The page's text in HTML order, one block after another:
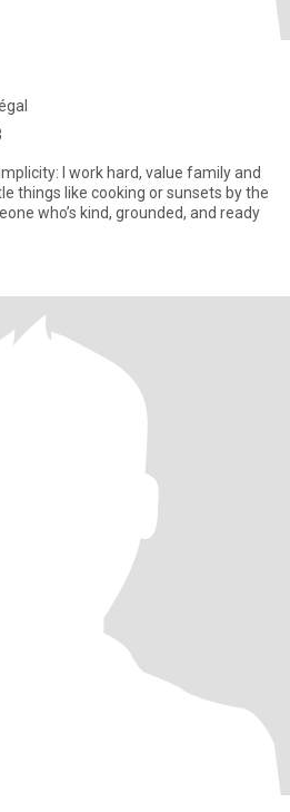
I work hard, value family and
things like cooking or sunsets by the
who’s kind, grounded, and ready